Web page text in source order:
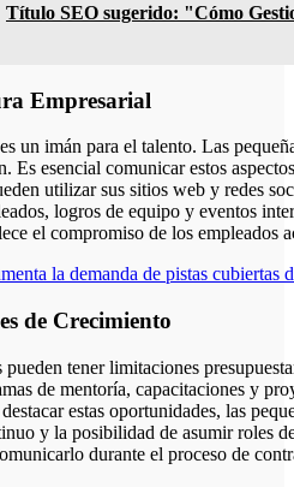
Título SEO sugerido: "Cómo
Empresarial
un imán para el talento. Las
Es esencial comunicar estos
utilizar sus sitios web y redes
logros de equipo y eventos
el compromiso de los empleados
la demanda de pistas cubiertas
de Crecimiento
pueden tener limitaciones
de mentoría, capacitaciones y
estas oportunidades, las
y la posibilidad de asumir roles
durante el proceso de